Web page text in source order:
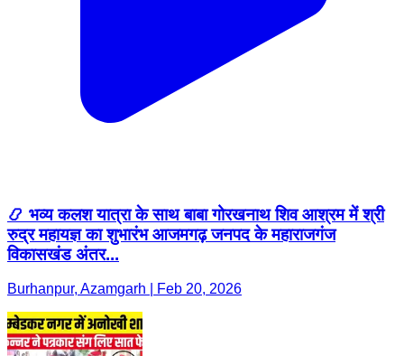
📿 भव्य कलश यात्रा के साथ बाबा गोरखनाथ शिव आश्रम में श्री
रुद्र महायज्ञ का शुभारंभ आजमगढ़ जनपद के महाराजगंज
विकासखंड अंतर...
Burhanpur, Azamgarh | Feb 20, 2026